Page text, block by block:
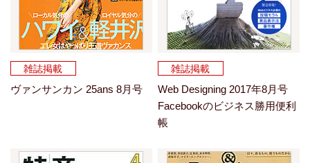
雑誌掲載
ヴァンサンカン 25ans 8月号
雑誌掲載
Web Designing 2017年8月号
Facebookのビジネス勝用便利
帳